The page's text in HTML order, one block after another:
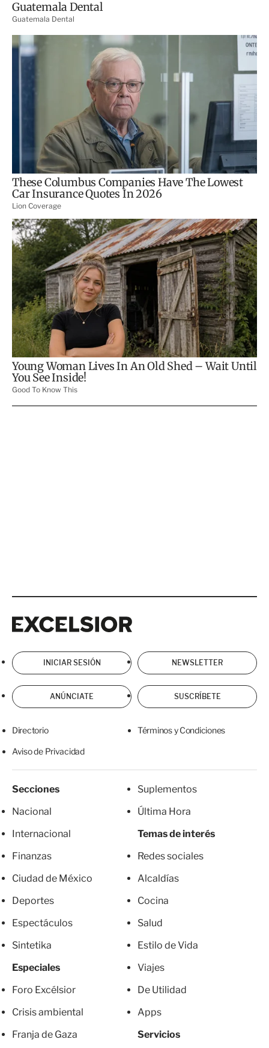
INICIAR SESIÓN NEWSLETTER
ANÚNCIATE SUSCRÍBETE
Directorio Términos y Condiciones
Aviso de Privacidad
Secciones
Nacional
Internacional
Finanzas
Ciudad de México
Deportes
Espectáculos
Sintetika
Especiales
Foro Excélsior
Crisis ambiental
Franja de Gaza
Suplementos
Última Hora
Temas de interés
Redes sociales
Alcaldías
Cocina
Salud
Estilo de Vida
Viajes
De Utilidad
Apps
Servicios